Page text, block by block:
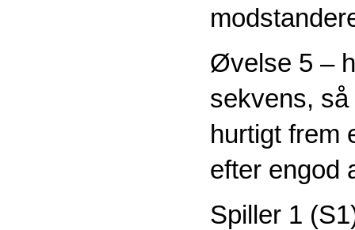
Øvelse 5 –
sekvens,
hurtigt frem
efter engod
Spiller 1